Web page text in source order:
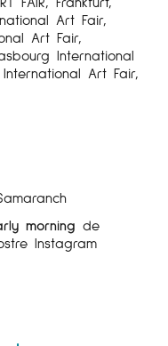
Art Fair,
Art Fair,
International
International Art Fair,
morning de
Instagram